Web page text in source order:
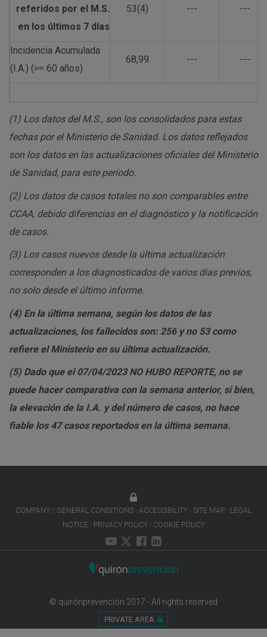
referidos por el M.S.
en los últimos 7 días
53(4) --- ---
Incidencia Acumulada
(I.A.) (>= 60 años)
68,99 --- ---
(1) Los datos del M.S., son los consolidados para estas
fechas por el Ministerio de Sanidad. Los datos reflejados
son los datos en las actualizaciones oficiales del Ministerio
de Sanidad, para este período.
(2) Los datos de casos totales no son comparables entre
CCAA, debido diferencias en el diagnóstico y la notificación
de casos.
(3) Los casos nuevos desde la última actualización
corresponden a los diagnosticados de varios días previos,
no solo desde el último informe.
(4) En la última semana, según los datos de las
actualizaciones, los fallecidos son: 256 y no 53 como
refiere el Ministerio en su última actualización.
(5) Dado que el 07/04/2023 NO HUBO REPORTE, no se
puede hacer comparativa con la semana anterior, si bien,
la elevación de la I.A. y del número de casos, no hace
fiable los 47 casos reportados en la última semana.
COMPANY / GENERAL CONDITIONS ACCESSIBILITY SITE MAP
LEGAL
NOTICE
PRIVACY POLICY COOKIE POLICY
© quirónprevención 2017 - All rights reserved
PRIVATE AREA